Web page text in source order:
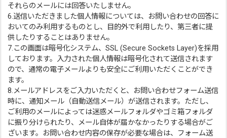
それらのメールには回答いたしません。
6.送信いただきました個人情報については、お問い合わせの回答に
おいてのみ利用するものとし、目的外で利用したり、第三者に提
供したりすることはありません。
7.この画面は暗号化システム、SSL (Secure Sockets Layer)を採用
しております。入力された個人情報は暗号化されて送信されます
ので、通常の電子メールよりも安全にご利用いただくことができ
ます。
8.メールアドレスをご入力いただくと、お問い合わせフォーム送信
時に、通知メール（自動送信メール）が送信されます。ただし、
ご利用のメールによっては迷惑メールフォルダやゴミ箱フォルダ
に振り分けられたり、メール自体が届かなかったりする場合がご
ざいます。お問い合わせ内容の保存が必要な場合は、フォーム送